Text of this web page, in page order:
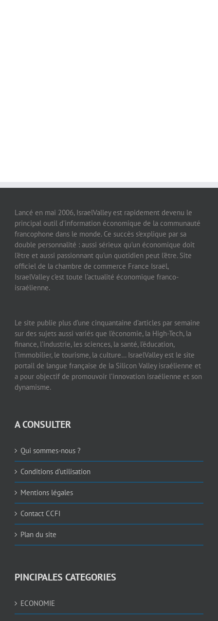
Lancé en mai 2006, IsraelValley est rapidement devenu le
principal outil d’information économique de la communauté
francophone dans le monde. Ce succès s’explique par sa
double personnalité : aussi sérieux qu’un économique doit
l’être et aussi passionnant qu’un quotidien peut l’être. Site
officiel de la chambre de commerce France Israël,
IsraelValley c’est toute l’actualité économique franco-
israélienne.
Le site publie plus d’une cinquantaine d’articles par semaine
sur des sujets aussi variés que l’économie, la High-Tech, la
finance, l’industrie, les sciences, la santé, l’éducation,
l’immobilier, le tourisme, la culture… IsraelValley est le site
portail de langue française de la Silicon Valley israélienne et
a pour objectif de promouvoir l’innovation israélienne et son
dynamisme.
A CONSULTER
Qui sommes-nous ?
Conditions d’utilisation
Mentions légales
Contact CCFI
Plan du site
PINCIPALES CATEGORIES
ECONOMIE